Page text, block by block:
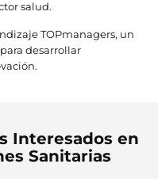
salud.
TOPmanagers, un
desarrollar
Interesados en
Sanitarias